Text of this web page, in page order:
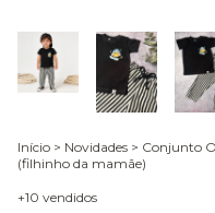
Início > Novidades > Conjunto
(filhinho da mamãe)
+10 vendidos